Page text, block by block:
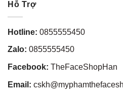
Hỗ Trợ
Hotline: 0855555450
Zalo: 0855555450
Facebook: TheFaceShopHan
Email: